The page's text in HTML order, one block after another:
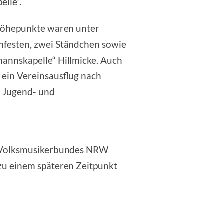
waren unter
zwei Ständchen sowie
Hillmicke. Auch
Vereinsausflug nach
und
NRW
einem späteren Zeitpunkt